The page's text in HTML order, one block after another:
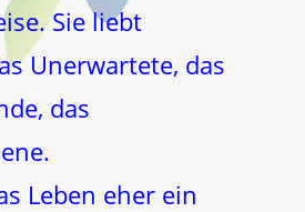
Sie liebt
Unerwartete, das
das
Leben eher ein